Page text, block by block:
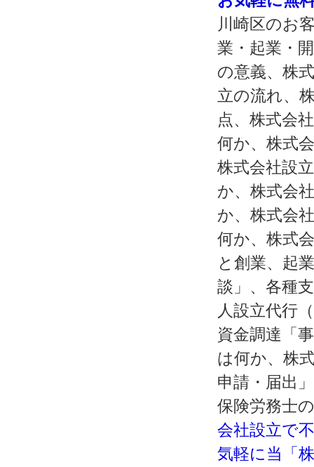
川崎区のお
業・起業・
の意義、株
立の流れ、
点、株式会
何か、株式
株式会社設
か、株式会
か、株式会
何か、株式
と創業、起
談」、各種
人設立代行
資金調達「
は何か、株
申請・届出
保険労務士
会社設立で
気軽に当「